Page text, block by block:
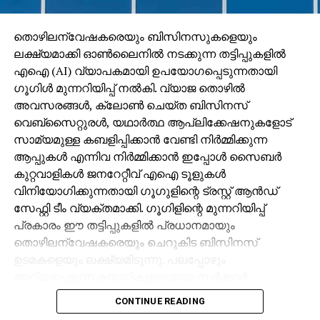
ഫങ്ഷനിങ്’ നോക്കുക പോലും ചെയ്യാതെ വിദഗ്ധ
ഡോക്ടര്‍മാരായ മക്കളെപ്പോലും തടഞ്ഞത് മെഡിക്കല്‍
എത്തിക്‌സിന്റെ ഏതു കള്ളിയിലാണ് പെടുത്തുക.
ഹൃദയത്തെ കംപ്രസ് ചെയ്ത് ബ്‌ളഡ് സര്‍ക്കുലേഷന്‍
ഉണ്ടാക്കുന്ന ഈ ഉപകരണം കൂടിയാല്‍ 30-40
മിനിറ്റിലധികം ഉപയോഗിക്കാനാവില്ലെന്നിരിക്കെ 78
വയസ്സുള്ള ഒരാളില്‍ പ്രയോഗിക്കുമ്പോള്‍ അതിലെ
മനുഷ്യാവകാശ ലംഘനം ചെറുതാണോ.
പാര്‍ലമെന്റിന്റെ സെന്‍ട്രല്‍ ഹാളില്‍ നിന്നെത്തിച്ച
ജനപ്രതിനിധിയുടെ ശ്വാസകോശവും ഹൃദയവും
തലച്ചോറും പ്രവര്‍ത്തനം നിലച്ചിട്ടും ഇ.സി.എം.ഒവിന്
വിധേയമാക്കിയ കൊടും പാതകത്തിനു നേരെ
നടത്തിയ ചര്‍ച്ചക്കുശേഷം ട്രോമ ഐ.സി.യുവിലേക്ക്
മാറ്റിയതിന് പുറമെ, കാവലിന് ഗുണ്ടകളെയും
തൊഴിലന്വേഷകരെയും ബിസിനസുകളെയും
ലക്ഷ്യമാക്കി ഓണ്‍ലൈനില്‍ നടക്കുന്ന തട്ടിപ്പുകളില്‍
എഐ (AI) വ്യാപകമായി ഉപയോഗപ്പെടുന്നതായി
ഗൂഗിള്‍ മുന്നറിയിപ്പ് നല്‍കി. വ്യാജ തൊഴില്‍
അവസരങ്ങള്‍, ക്ലോണ്‍ ചെയ്ത ബിസിനസ്
വെബ്‌സൈറ്റുരള്‍, യഥാര്‍ത്ഥ ആപ്ലിക്കേഷനുകളോട്
സാമ്യമുള്ള കബളിപ്പിക്കാന്‍ വേണ്ടി നിര്‍മ്മിക്കുന്ന
ആപ്പുകള്‍ എന്നിവ നിര്‍മ്മിക്കാന്‍ ഇപ്പോള്‍ സൈബര്‍
കുറ്റവാളികള്‍ ജനറേറ്റീവ് എഐ ടൂളുകള്‍
വിനിയോഗിക്കുന്നതായി ഗൂഗുളിന്റെ ട്രസ്റ്റ് ആന്‍ഡ്
സേഫ്റ്റി ടീം വ്യക്തമാക്കി. ഗൂഗിളിന്റെ മുന്നറിയിപ്പ്
പ്രകാരം ഈ തട്ടിപ്പുകളില്‍ പ്രധാനമായും
തൊഴിലന്വേഷകരെയും ചെറുകിട ബിസിനസ്
ഏജന്‍സികളുടെയോ പേരില്‍ വ്യാജ ജോലി
ലിസ്റ്റിംഗുകള്‍ സൃഷ്ടിക്കപ്പെടുന്നു. ഇരകളോട്
CONTINUE READING